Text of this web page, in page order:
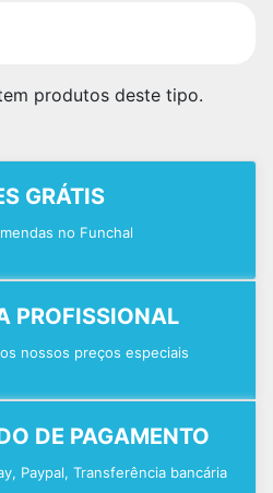
produtos deste tipo.
GRÁTIS
no Funchal
PROFISSIONAL
nossos preços especiais
DE PAGAMENTO
Paypal, Transferência bancária